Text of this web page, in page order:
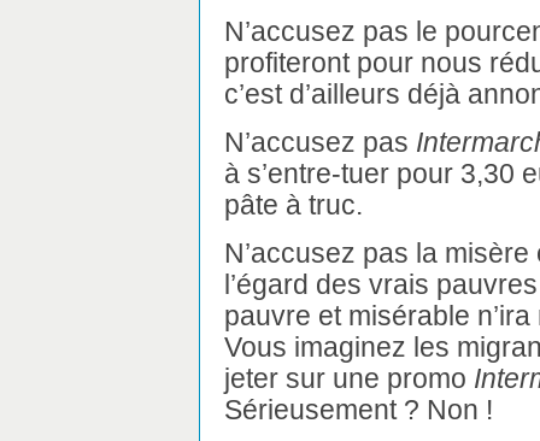
N’accusez pas le
profiteront pour nous
c’est d’ailleurs déjà
N’accusez pas
à s’entre-tuer pour 3,30
pâte à truc.
N’accusez pas la
l’égard des vrais
pauvre et misérable
Vous imaginez les
jeter sur une promo
Sérieusement ? Non !